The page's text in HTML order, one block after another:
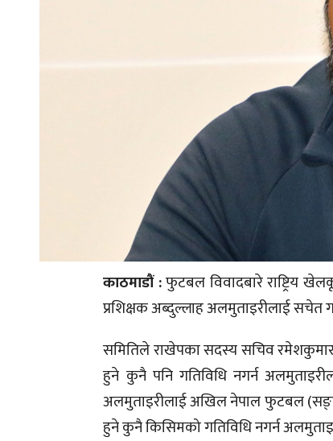
काठमाडौं :फुटबल विवादबारे राष्ट्रिय
प्रशिक्षक अब्दुल्लाह अलमुताइरीलाई सचेत
समितिले राखेपका सदस्य सचिव
हुने कुनै पनि गतिविधि नगर्न
अलमुताइरीलाई अखिल नेपाल फुटबल
हुने कुनै किसिमको गतिविधि नगर्न